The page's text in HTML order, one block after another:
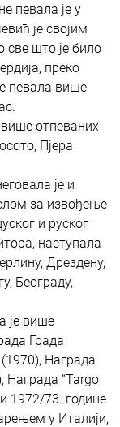
певала је у
је својим
што је било
преко
певала више
отпеваних
Пјера
је и
за извођење
и руског
наступала
Дрездену,
Београду,
је више
Града
Награда
Награда “Targo
1972/73. године
у Италији,